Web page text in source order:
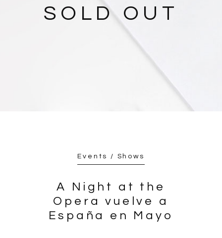
SOLD OUT
Events / Shows
A Night at the
Opera vuelve a
España en Mayo